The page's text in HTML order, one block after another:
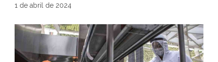
1 de abril de 2024